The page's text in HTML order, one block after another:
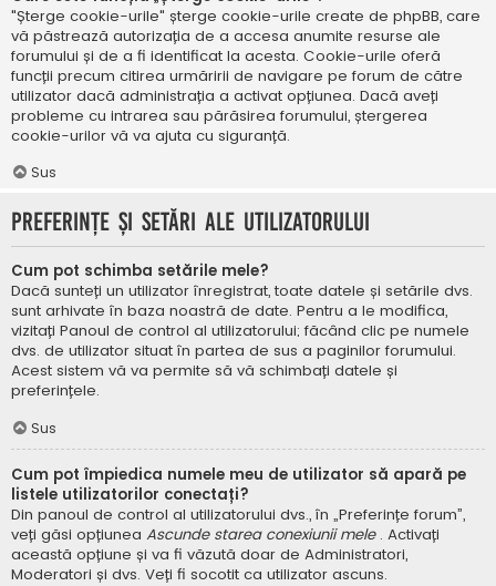
"Șterge cookie-urile" șterge cookie-urile create de phpBB, care
vă păstrează autorizația de a accesa anumite resurse ale
forumului și de a fi identificat la acesta. Cookie-urile oferă
funcții precum citirea urmăririi de navigare pe forum de către
utilizator dacă administrația a activat opțiunea. Dacă aveți
probleme cu intrarea sau părăsirea forumului, ștergerea
cookie-urilor vă va ajuta cu siguranță.
Sus
Preferințe și setări ale utilizatorului
Cum pot schimba setările mele?
Dacă sunteți un utilizator înregistrat, toate datele și setările dvs.
sunt arhivate în baza noastră de date. Pentru a le modifica,
vizitați Panoul de control al utilizatorului; făcând clic pe numele
dvs. de utilizator situat în partea de sus a paginilor forumului.
Acest sistem vă va permite să vă schimbați datele și
preferințele.
Sus
Cum pot împiedica numele meu de utilizator să apară pe
listele utilizatorilor conectați?
Din panoul de control al utilizatorului dvs., în „Preferințe forum”,
veți găsi opțiunea Ascunde starea conexiunii mele . Activați
această opțiune și va fi văzută doar de Administratori,
Moderatori și dvs. Veți fi socotit ca utilizator ascuns.